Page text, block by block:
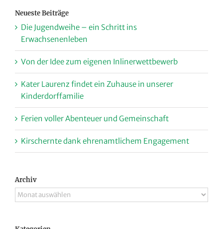
Neueste Beiträge
Die Jugendweihe – ein Schritt ins
Erwachsenenleben
Von der Idee zum eigenen Inlinerwettbewerb
Kater Laurenz findet ein Zuhause in unserer
Kinderdorffamilie
Ferien voller Abenteuer und Gemeinschaft
Kirschernte dank ehrenamtlichem Engagement
Archiv
Archiv